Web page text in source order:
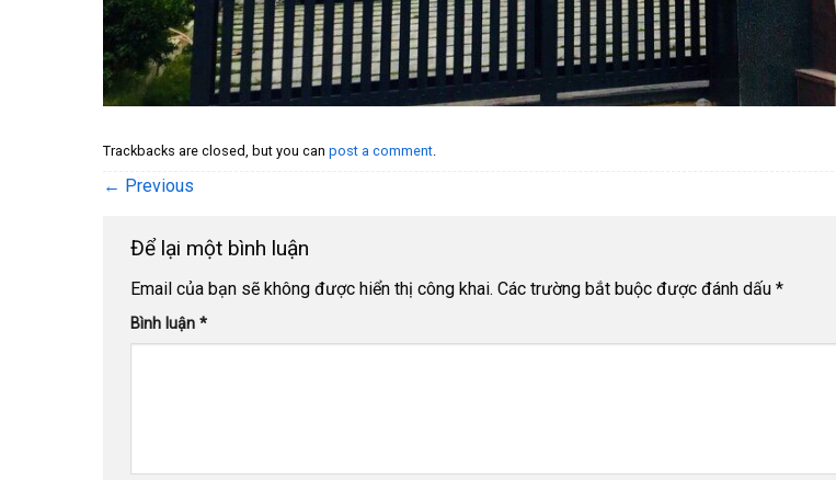
Trackbacks are closed, but you can post a comment
← Previous
Để lại một bình luận
Email của bạn sẽ không được hiển thị công khai. Các trường bắt buộc được đánh dấu *
Bình luận *